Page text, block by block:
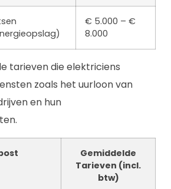
€ 5.000 – €
8.000
tarieven die elektriciens
zoals het uurloon van
en hun
Gemiddelde
Tarieven (incl.
btw)